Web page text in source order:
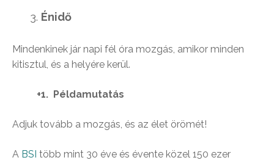
Énidő
Mindenkinek jár napi fél óra mozgás, amikor minden
kitisztul, és a helyére kerül.
+1. Példamutatás
Adjuk tovább a mozgás, és az élet örömét!
A BSI több mint 30 éve és évente közel 150 ezer